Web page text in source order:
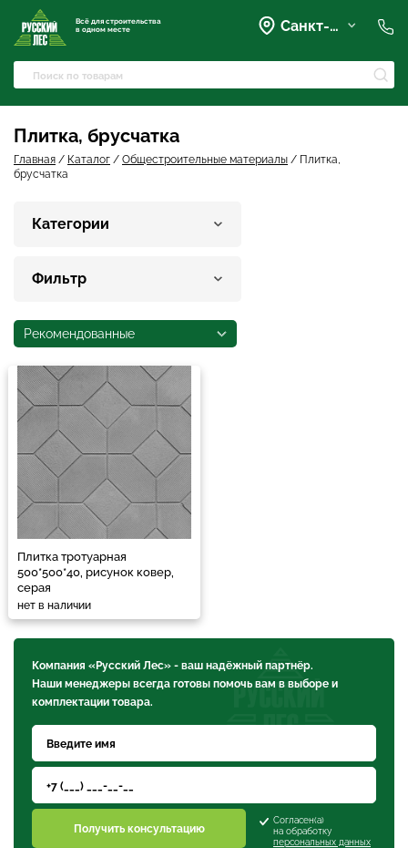
Всё для строительства
в одном месте
Санкт-Петербург
+7 (903) 684-62-00
Плитка, брусчатка
Главная / Каталог / Общестроительные материалы / Плитка,
брусчатка
Категории
Фильтр
Рекомендованные
Плитка тротуарная
500*500*40, рисунок ковер,
серая
нет в наличии
Компания «Русский Лес» - ваш надёжный партнёр.
Наши менеджеры всегда готовы помочь вам в выборе и
комплектации товара.
Получить консультацию
Согласен(а)
на обработку
персональных данных